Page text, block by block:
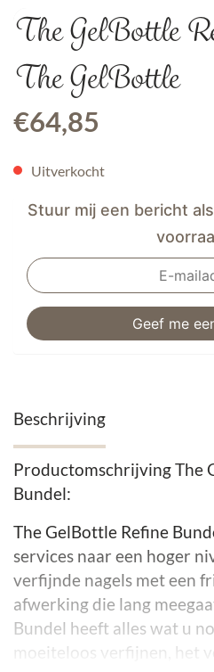
The GelBottle
The GelBottle
€64,85
Uitverkocht
Stuur mij een bericht
Beschrijving
Productomschrijving The
Bundel:
The GelBottle Refine
services naar een hoger
verfijnde nagels met een
afwerking die lang
Bundel heeft alles wat u
moeiteloos verfijnen, het